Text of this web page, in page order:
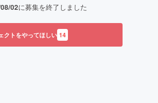
02に募集を終了しました
クトをやってほしい 14